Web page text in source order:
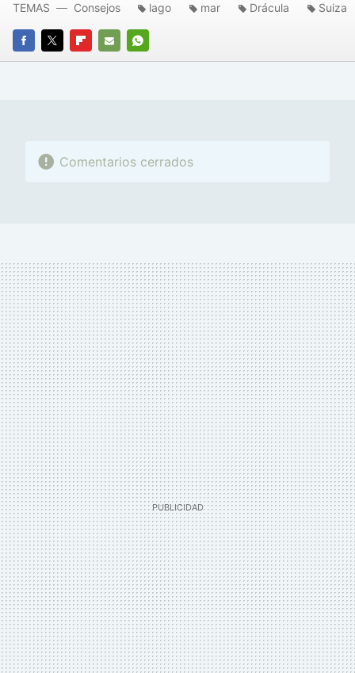
FACEBOOK
TWITTERFLIPBOARD
E-
WHATSAPP
TEMAS Consejos lago mar Drácula Suiza
Comentarios cerrados